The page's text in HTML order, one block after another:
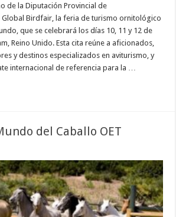
de la Diputación Provincial de
Global Birdfair, la feria de turismo ornitológico
que se celebrará los días 10, 11 y 12 de
Reino Unido. Esta cita reúne a aficionados,
y destinos especializados en aviturismo, y
internacional de referencia para la …
del Caballo OET